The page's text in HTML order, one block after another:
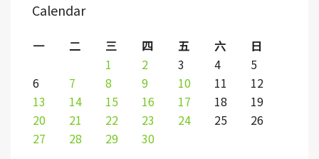
Calendar
一 二 三 四 五 六
日
1
2 3 4
5
6
7 8 9 10 11
12
13
14 15 16 17 18
19
20
21 22 23 24 25
26
27
28 29 30